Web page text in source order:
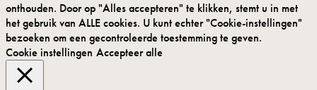
onthouden. Door op "Alles accepteren" te klikken, stemt u in met
het gebruik van ALLE cookies. U kunt echter "Cookie-instellingen"
bezoeken om een gecontroleerde toestemming te geven.
Cookie instellingen Accepteer alle